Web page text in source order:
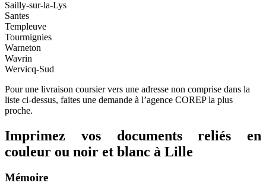
Sailly-sur-la-Lys
Santes
Templeuve
Tourmignies
Warneton
Wavrin
Wervicq-Sud
Pour une livraison coursier vers une adresse non comprise dans la
liste ci-dessus, faites une demande à l’agence COREP la plus
proche.
Imprimez vos documents reliés en
couleur ou noir et blanc à Lille
Mémoire